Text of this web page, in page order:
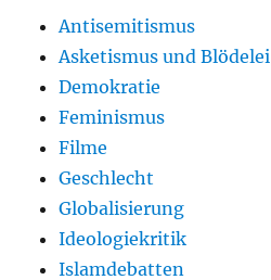
Antisemitismus
Asketismus und Blödelei
Demokratie
Feminismus
Filme
Geschlecht
Globalisierung
Ideologiekritik
Islamdebatten